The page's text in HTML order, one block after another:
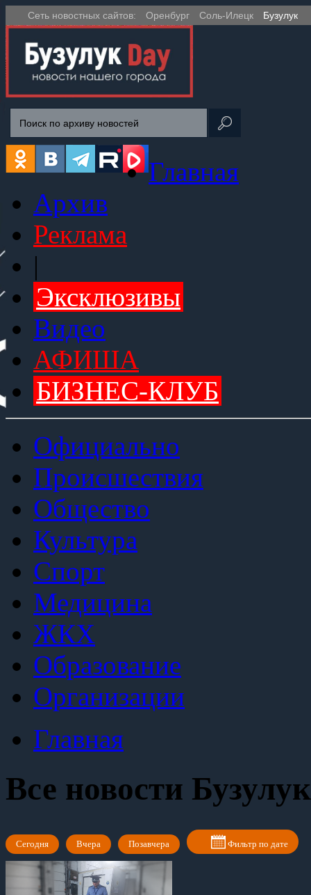
Сеть новостных сайтов: Оренбург Соль-Илецк Бузулук
Главная
Архив
Реклама
|
Эксклюзивы
Видео
АФИША
БИЗНЕС-КЛУБ
Официально
Происшествия
Общество
Культура
Спорт
Медицина
ЖКХ
Образование
Организации
Главная
Все новости
Сегодня Вчера Позавчера Фильтр по дате